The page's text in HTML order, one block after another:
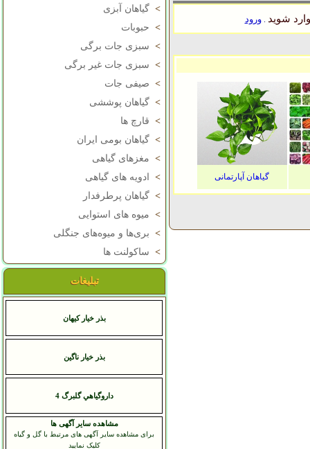
> گیاهان آبزی
> حبوبات
> سبزی جات برگی
> سبزی جات غیر برگی
> صیفی جات
> گیاهان پوششی
> قارچ ها
> گیاهان بومی ایران
> مغزهای گیاهی
>
ادویه های گیاهی
> گیاهان پرطرفدار
> میوه های استوایی
> بری‌ها و میوه‌های جنگلی
> ساکولنت ها
تبلیغات
بذر خیار کیهان
بذر خیار ناگین
داروگياهي گلبرگ 4
مشاهده سایر آگهی ها
برای مشاهده سایر آگهی های مرتبط با گل و گیاه
کلیک نمایید
شوید .ورود
گیاهان آپارتمانی